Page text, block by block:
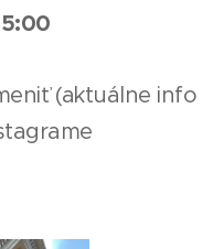
(aktuálne info